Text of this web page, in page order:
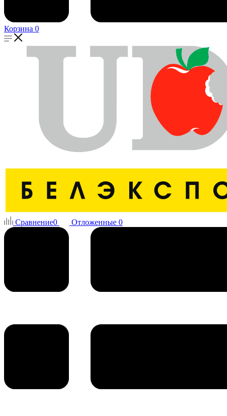
Корзина 0
Сравнение0 Отложенные 0